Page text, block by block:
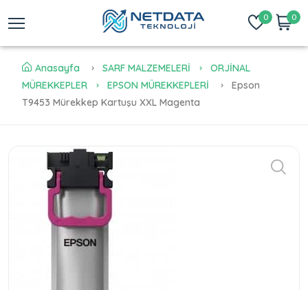
0 0
Anasayfa SARF MALZEMELERİ
ORJİNAL
MÜREKKEPLER
EPSON MÜREKKEPLERİ
Epson
T9453 Mürekkep Kartuşu XXL Magenta